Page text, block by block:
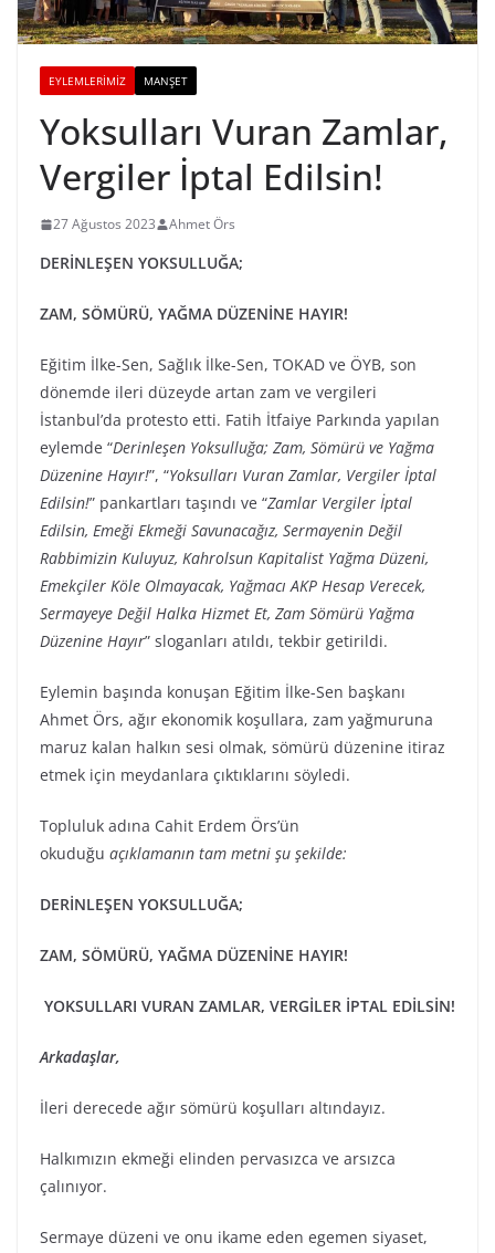
EYLEMLERIMIZ MANŞET
Yoksulları Vuran Zamlar,
Vergiler İptal Edilsin!
27 Ağustos 2023 Ahmet Örs
DERİNLEŞEN YOKSULLUĞA;
ZAM, SÖMÜRÜ, YAĞMA DÜZENİNE HAYIR!
Eğitim İlke-Sen, Sağlık İlke-Sen, TOKAD ve ÖYB, son
dönemde ileri düzeyde artan zam ve vergileri
İstanbul’da protesto etti. Fatih İtfaiye Parkında yapılan
eylemde “Derinleşen Yoksulluğa; Zam, Sömürü ve Yağma
Düzenine Hayır!”, “Yoksulları Vuran Zamlar, Vergiler İptal
Edilsin!” pankartları taşındı ve “Zamlar Vergiler İptal
Edilsin, Emeği Ekmeği Savunacağız, Sermayenin Değil
Rabbimizin Kuluyuz, Kahrolsun Kapitalist Yağma Düzeni,
Emekçiler Köle Olmayacak, Yağmacı AKP Hesap Verecek,
Sermayeye Değil Halka Hizmet Et, Zam Sömürü Yağma
Düzenine Hayır” sloganları atıldı, tekbir getirildi.
Eylemin başında konuşan Eğitim İlke-Sen başkanı
Ahmet Örs, ağır ekonomik koşullara, zam yağmuruna
maruz kalan halkın sesi olmak, sömürü düzenine itiraz
etmek için meydanlara çıktıklarını söyledi.
Topluluk adına Cahit Erdem Örs’ün
okuduğu açıklamanın tam metni şu şekilde:
DERİNLEŞEN YOKSULLUĞA;
ZAM, SÖMÜRÜ, YAĞMA DÜZENİNE HAYIR!
YOKSULLARI VURAN ZAMLAR, VERGİLER İPTAL EDİLSİN!
Arkadaşlar,
İleri derecede ağır sömürü koşulları altındayız.
Halkımızın ekmeği elinden pervasızca ve arsızca
çalınıyor.
Sermaye düzeni ve onu ikame eden egemen siyaset,